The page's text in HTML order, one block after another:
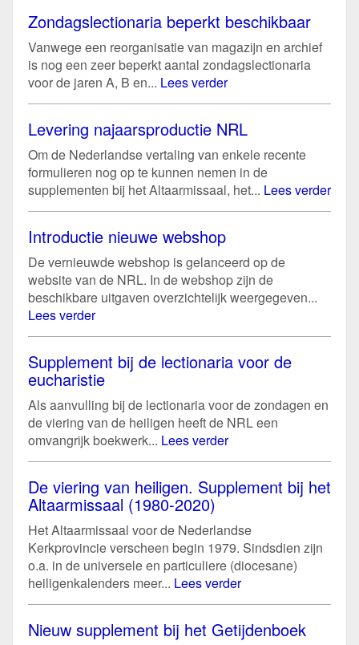
Zondagslectionaria beperkt beschikbaar
Vanwege een reorganisatie van magazijn en archief
is nog een zeer beperkt aantal zondagslectionaria
voor de jaren A, B en... Lees verder
Levering najaarsproductie NRL
Om de Nederlandse vertaling van enkele recente
formulieren nog op te kunnen nemen in de
supplementen bij het Altaarmissaal, het... Lees verder
Introductie nieuwe webshop
De vernieuwde webshop is gelanceerd op de
website van de NRL. In de webshop zijn de
beschikbare uitgaven overzichtelijk weergegeven...
Lees verder
Supplement bij de lectionaria voor de
eucharistie
Als aanvulling bij de lectionaria voor de zondagen en
de viering van de heiligen heeft de NRL een
omvangrijk boekwerk... Lees verder
De viering van heiligen. Supplement bij het
Altaarmissaal (1980-2020)
Het Altaarmissaal voor de Nederlandse
Kerkprovincie verscheen begin 1979. Sindsdien zijn
o.a. in de universele en particuliere (diocesane)
heiligenkalenders meer... Lees verder
Nieuw supplement bij het Getijdenboek